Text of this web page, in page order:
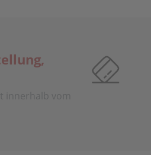
innerhalb vom